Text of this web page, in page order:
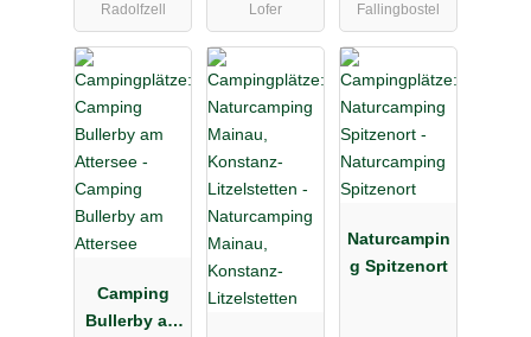
Radolfzell
Lofer
Böhmeschlu
cht
Fallingbostel
Camping
Bullerby am
Naturcampin
g Spitzenort